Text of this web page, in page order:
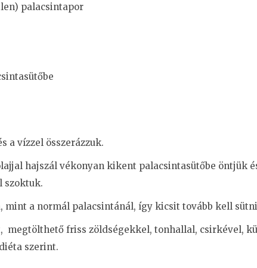
palacsintapor
a vízzel összerázzuk.
hajszál vékonyan kikent palacsintasütőbe öntjük
szoktuk.
mint a normál palacsintánál, így kicsit tovább kell
friss zöldségekkel, tonhallal, csirkével,
szerint.